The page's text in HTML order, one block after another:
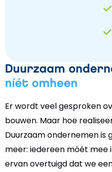
Duurzaam
níét omheen
Er wordt veel gesproken
bouwen. Maar hoe
Duurzaam ondernemen is
meer: iedereen móét mee
ervan overtuigd dat we